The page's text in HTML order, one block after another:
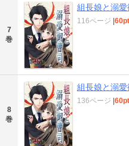
7
巻
組長娘と溺
116ページ 60pt
8
巻
組長娘と溺
136ページ 60pt